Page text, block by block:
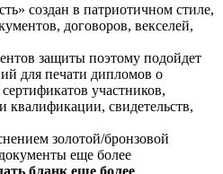
создан в патриотичном стиле,
договоров, векселей,
защиты поэтому подойдет
для печати дипломов о
участников,
свидетельств,
золотой/бронзовой
еще более
бланк еще более